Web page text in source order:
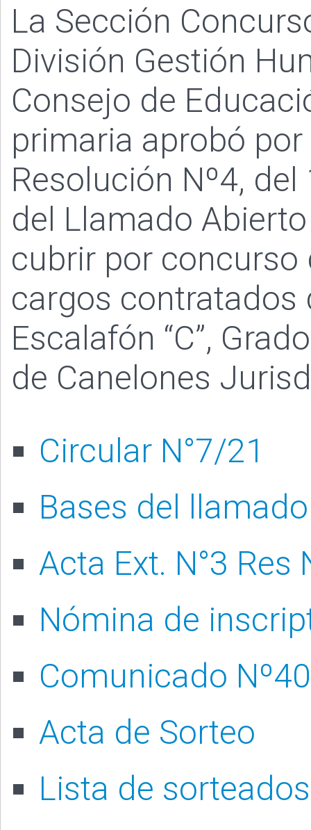
La Sección
División Gestión
Consejo de
primaria aprobó
Resolución Nº4,
del Llamado
cubrir por concurso
cargos contratados
Escalafón “C”,
de Canelones
Circular N°7/21
Bases del llamado
Acta Ext. N°3 Res
Nómina de
Comunicado
Acta de Sorteo
Lista de sorteados